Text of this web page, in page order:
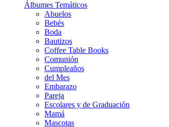
Álbumes Temáticos
Abuelos
Bebés
Boda
Bautizos
Coffee Table Books
Comunión
Cumpleaños
del Mes
Embarazo
Pareja
Escolares y de Graduación
Mamá
Mascotas